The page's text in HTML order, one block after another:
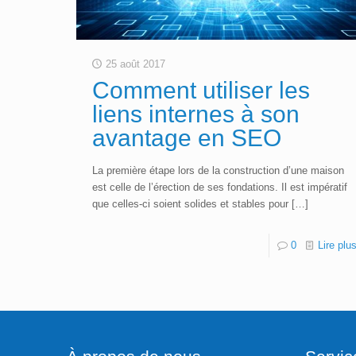
25 août 2017
Comment utiliser les
liens internes à son
avantage en SEO
La première étape lors de la construction d’une maison
est celle de l’érection de ses fondations. Il est impératif
que celles-ci soient solides et stables pour[…]
0 Lire